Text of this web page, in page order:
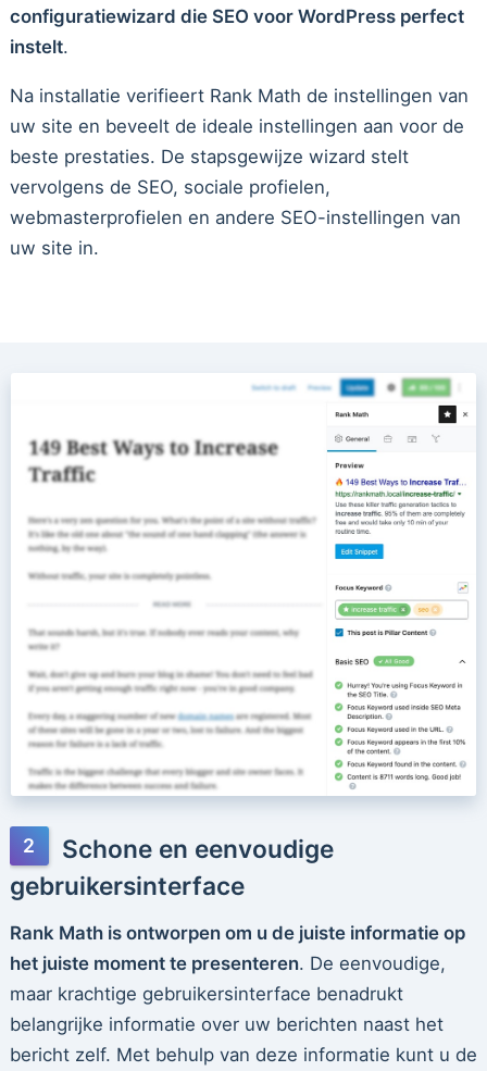
configuratiewizard die SEO voor WordPress perfect
instelt.
Na installatie verifieert Rank Math de instellingen van
uw site en beveelt de ideale instellingen aan voor de
beste prestaties. De stapsgewijze wizard stelt
vervolgens de SEO, sociale profielen,
webmasterprofielen en andere SEO-instellingen van
uw site in.
Schone en eenvoudige
gebruikersinterface
Rank Math is ontworpen om u de juiste informatie op
het juiste moment te presenteren. De eenvoudige,
maar krachtige gebruikersinterface benadrukt
belangrijke informatie over uw berichten naast het
bericht zelf. Met behulp van deze informatie kunt u de